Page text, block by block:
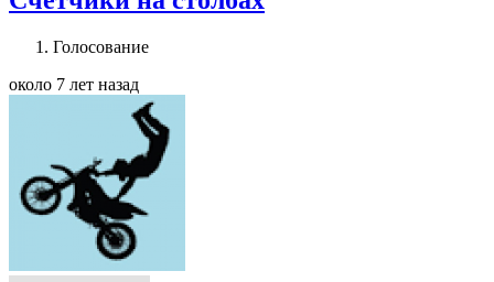
Голосование
около 7 лет назад